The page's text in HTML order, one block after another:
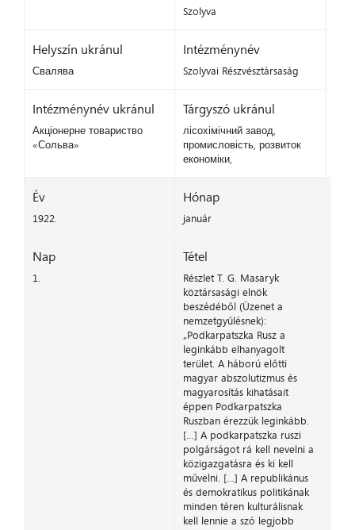
Szolyva
Helyszín ukránul
Свалява
Intézménynév
Szolyvai Részvésztársaság
Intézménynév ukránul
Акціонерне товариство
«Сольва»
Tárgyszó ukránul
лісохімічний завод,
промисловість, розвиток
економіки,
Év
1922.
Hónap
január
Nap
1.
Tétel
Részlet T. G. Masaryk
köztársasági elnök
beszédéből (Üzenet a
nemzetgyűlésnek):
„Podkarpatszka Rusz a
leginkább elhanyagolt
terület. A háború előtti
magyar abszolutizmus és
magyarosítás kihatásait
éppen Podkarpatszka
Ruszban érezzük leginkább.
[…] A podkarpatszka ruszi
polgárságot rá kell nevelni a
közigazgatásra és ki kell
művelni. […] A republikánus
és demokratikus politikának
minden téren kulturálisnak
kell lennie a szó legjobb